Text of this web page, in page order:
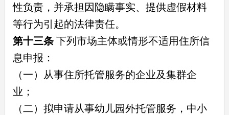
性负责，并承担因隐瞒事实、提供虚假材料
等行为引起的法律责任。
第十三条下列市场主体或情形不适用住所信
息申报：
（一）从事住所托管服务的企业及集群企
业；
（二）拟申请从事幼儿园外托管服务，中小